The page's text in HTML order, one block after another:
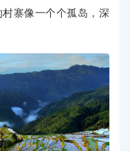
寨像一个个孤岛，深